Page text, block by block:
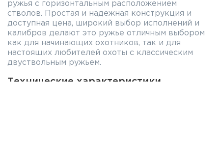
ружья с горизонтальным расположением
стволов. Простая и надежная конструкция и
доступная цена, широкий выбор исполнений и
калибров делают это ружье отличным выбором
как для начинающих охотников, так и для
настоящих любителей охоты с классическим
двуствольным ружьем.
Технические характеристики